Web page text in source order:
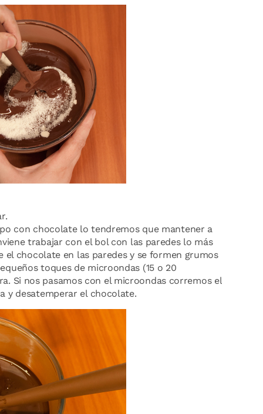
con chocolate lo tendremos que mantener a
trabajar con el bol con las paredes lo más
el chocolate en las paredes y se formen grumos
toques de microondas (15 o 20
Si nos pasamos con el microondas corremos el
y desatemperar el chocolate.